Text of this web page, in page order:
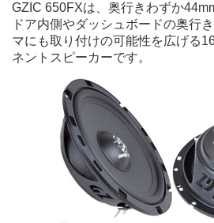
GZIC 650FXは、奥行きわずか
ドア内側やダッシュボードの奥行
マにも取り付けの可能性を広げる
ネントスピーカーです。